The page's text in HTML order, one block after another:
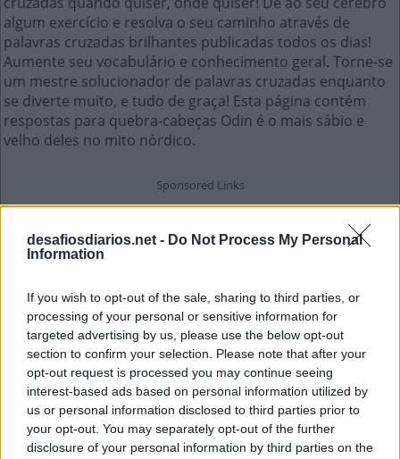
desafiosdiarios.net - Do Not Process My Personal
Information
If you wish to opt-out of the sale, sharing to third parties, or
processing of your personal or sensitive information for
targeted advertising by us, please use the below opt-out
section to confirm your selection. Please note that after your
opt-out request is processed you may continue seeing
interest-based ads based on personal information utilized by
us or personal information disclosed to third parties prior to
your opt-out. You may separately opt-out of the further
disclosure of your personal information by third parties on the
algum exercício e resolva o seu caminho através de
palavras cruzadas brilhantes publicadas todos os dias!
Aumente seu vocabulário e conhecimento geral. Torne-se
um mestre solucionador de palavras cruzadas enquanto
se diverte muito, e tudo de graça! Esta página contém
respostas para quebra-cabeças Odin é o mais sábio e
velho deles no mito nórdico.